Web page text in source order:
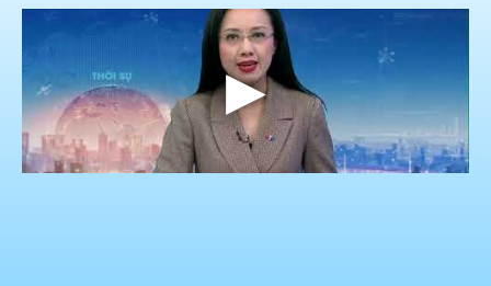
Hội kỷ lục gia Việt Nam: FutureLang xác
lập kỉ lục Việt Nam